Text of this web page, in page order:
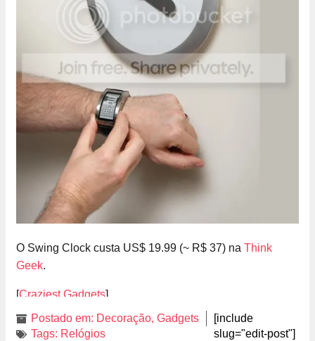
O Swing Clock custa US$ 19.99 (~ R$ 37) na Think
Geek.
[Craziest Gadgets]
Postado em: Decoração, Gadgets
Tags: Relógios
[include
slug="edit-post"]